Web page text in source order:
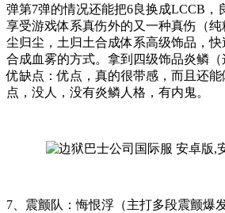
弹第7弹的情况还能把6良换成LCCB，
享受游戏体系真伤外的又一种真伤（纯
尘归尘，土归土合成体系高级饰品，
合成血雾的方式。拿到四级饰品炎鳞（
优缺点：优点，真的很带感，而且还
点，没人，没有炎鳞人格，有内鬼。
7、震颤队：悔恨浮（主打多段震颤爆